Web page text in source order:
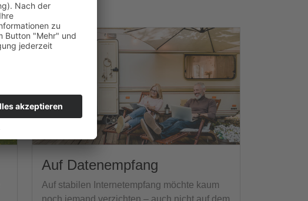
Auf Datenempfang
Auf stabilen Internetempfang möchte kaum
noch jemand verzichten – auch nicht auf dem